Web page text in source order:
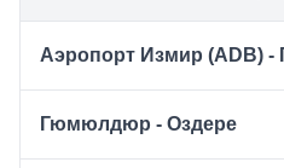
Аэропорт Измир (ADB)
Гюмюлдюр - Оздере